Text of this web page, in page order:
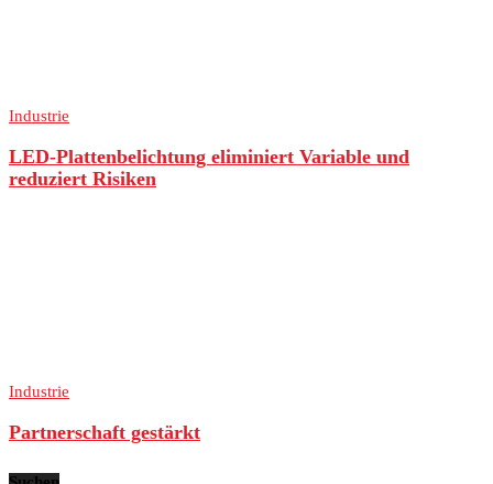
Industrie
LED-Plattenbelichtung eliminiert Variable und
reduziert Risiken
Industrie
Partnerschaft gestärkt